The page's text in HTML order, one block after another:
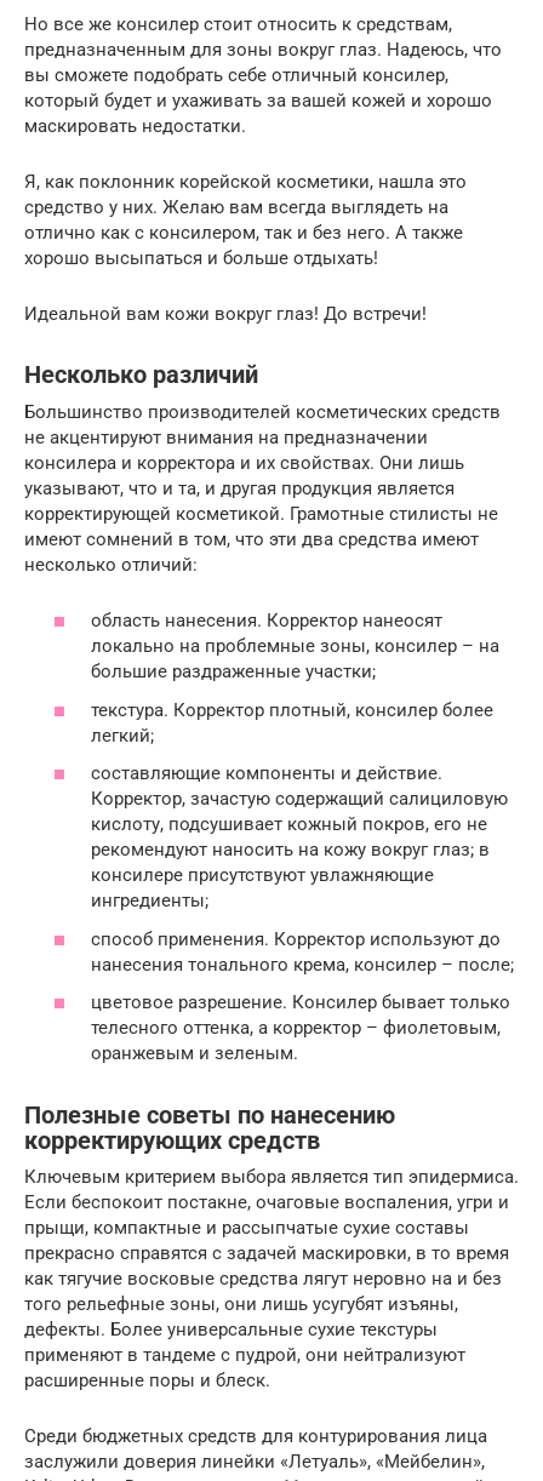
Но все же консилер стоит относить к средствам,
предназначенным для зоны вокруг глаз. Надеюсь, что
вы сможете подобрать себе отличный консилер,
который будет и ухаживать за вашей кожей и хорошо
маскировать недостатки.
Я, как поклонник корейской косметики, нашла это
средство у них. Желаю вам всегда выглядеть на
отлично как с консилером, так и без него. А также
хорошо высыпаться и больше отдыхать!
Идеальной вам кожи вокруг глаз! До встречи!
Несколько различий
Большинство производителей косметических средств
не акцентируют внимания на предназначении
консилера и корректора и их свойствах. Они лишь
указывают, что и та, и другая продукция является
корректирующей косметикой. Грамотные стилисты не
имеют сомнений в том, что эти два средства имеют
несколько отличий:
область нанесения. Корректор нанеосят
локально на проблемные зоны, консилер – на
большие раздраженные участки;
текстура. Корректор плотный, консилер более
легкий;
составляющие компоненты и действие.
Корректор, зачастую содержащий салициловую
кислоту, подсушивает кожный покров, его не
рекомендуют наносить на кожу вокруг глаз; в
консилере присутствуют увлажняющие
ингредиенты;
способ применения. Корректор используют до
нанесения тонального крема, консилер – после;
цветовое разрешение. Консилер бывает только
телесного оттенка, а корректор – фиолетовым,
оранжевым и зеленым.
Полезные советы по нанесению
корректирующих средств
Ключевым критерием выбора является тип эпидермиса.
Если беспокоит постакне, очаговые воспаления, угри и
прыщи, компактные и рассыпчатые сухие составы
прекрасно справятся с задачей маскировки, в то время
как тягучие восковые средства лягут неровно на и без
того рельефные зоны, они лишь усугубят изъяны,
дефекты. Более универсальные сухие текстуры
применяют в тандеме с пудрой, они нейтрализуют
расширенные поры и блеск.
Среди бюджетных средств для контурирования лица
заслужили доверия линейки «Летуаль», «Мейбелин»,